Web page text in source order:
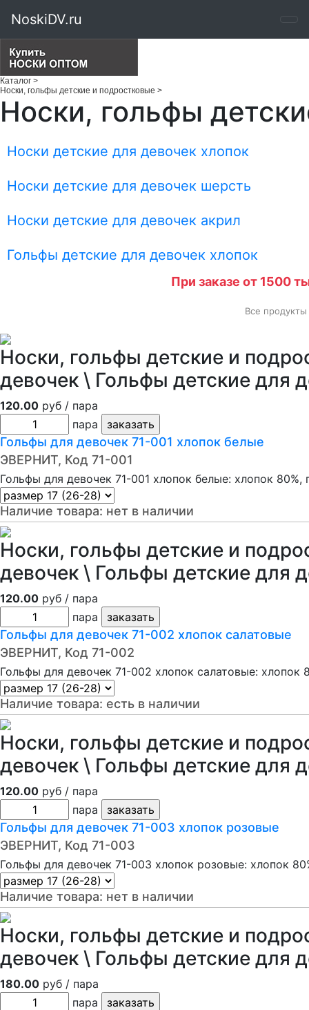
NoskiDV.ru
Каталог >
Носки, гольфы детские и подростковые >
Носки, гольфы
Носки детские для девочек хлопок
Носки детские для девочек шерсть
Носки детские для девочек акрил
Гольфы детские для девочек хлопок
При заказе от 1500
Все
Носки, гольфы детские и
девочек \ Гольфы детские для
120.00 руб / пара
пара
Гольфы для девочек 71-001 хлопок белые
ЭВЕРНИТ, Код 71-001
Гольфы для девочек 71-001 хлопок белые: хлопок 80%,
Наличие товара: нет в наличии
Носки, гольфы детские и
девочек \ Гольфы детские для
120.00 руб / пара
пара
Гольфы для девочек 71-002 хлопок салатовые
ЭВЕРНИТ, Код 71-002
Гольфы для девочек 71-002 хлопок салатовые: хлопок
Наличие товара: есть в наличии
Носки, гольфы детские и
девочек \ Гольфы детские для
120.00 руб / пара
пара
Гольфы для девочек 71-003 хлопок розовые
ЭВЕРНИТ, Код 71-003
Гольфы для девочек 71-003 хлопок розовые: хлопок
Наличие товара: нет в наличии
Носки, гольфы детские и
девочек \ Гольфы детские для
180.00 руб / пара
пара